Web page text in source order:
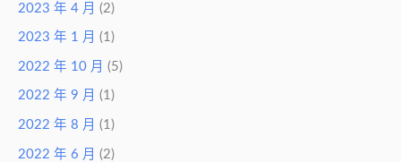
2023 年 4 月 (2)
2023 年 1 月 (1)
2022 年 10 月 (5)
2022 年 9 月 (1)
2022 年 8 月 (1)
2022 年 6 月 (2)